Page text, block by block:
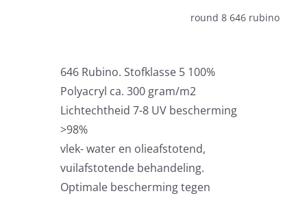
Zweefparasols
Horeca parasols
round 8 646 rubino
646 Rubino. Stofklasse 5 100%
Polyacryl ca. 300 gram/m2
Lichtechtheid 7-8 UV bescherming
>98%
vlek- water en olieafstotend,
vuilafstotende behandeling.
Optimale bescherming tegen